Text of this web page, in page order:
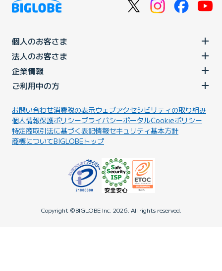
個人のお客さま
法人のお客さま
企業情報
ご利用中の方
お問い合わせ消費税の表示ウェブアクセシビリティの取り組み
個人情報保護ポリシープライバシーポータルCookieポリシー
特定商取引法に基づく表記情報セキュリティ基本方針
商標についてBIGLOBEトップ
Copyright ©BIGLOBE Inc. 2026. All rights reserved.